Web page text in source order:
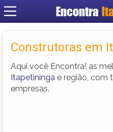
Encontra
Construtoras em
Aqui você Encontra! as
Itapetininga e região, com
empresas.